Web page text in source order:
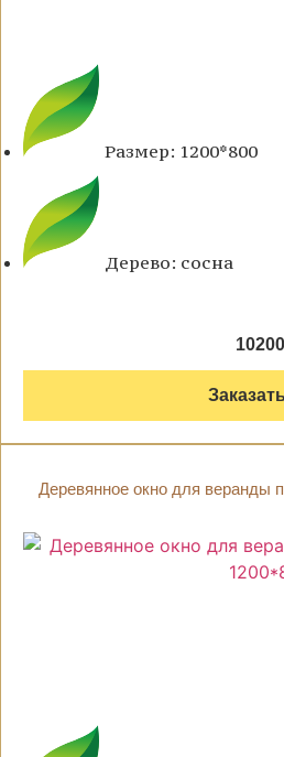
Размер: 1200*800
Дерево: сосна
Деревянное окно для веранды